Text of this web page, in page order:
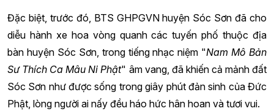
Đặc biệt, trước đó, BTS GHPGVN huyện Sóc Sơn đã cho
diễu hành xe hoa vòng quanh các tuyến phố thuộc địa
bàn huyện Sóc Sơn, trong tiếng nhạc niệm "Nam Mô Bản
Sư Thích Ca Mâu Ni Phật" âm vang, đã khiến cả mảnh đất
Sóc Sơn như được sống trong giây phút đản sinh của Đức
Phật, lòng người ai nấy đều háo hức hân hoan và tươi vui.